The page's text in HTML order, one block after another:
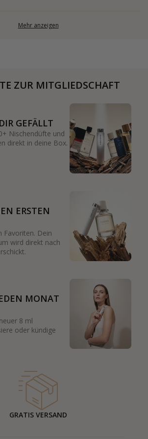
Mehr anzeigen
ZUR MITGLIEDSCHAFT
GEFÄLLT
Nischendüfte und
direkt in deine Box.
ERSTEN
Favoriten. Dein
wird direkt nach
MONAT
8 ml
oder kündige
GRATIS VERSAND